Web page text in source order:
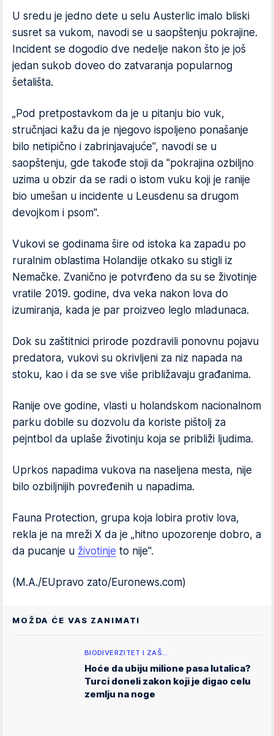
U sredu je jedno dete u selu Austerlic imalo bliski
susret sa vukom, navodi se u saopštenju pokrajine.
Incident se dogodio dve nedelje nakon što je još
jedan sukob doveo do zatvaranja popularnog
šetališta.
„Pod pretpostavkom da je u pitanju bio vuk,
stručnjaci kažu da je njegovo ispoljeno ponašanje
bilo netipično i zabrinjavajuće", navodi se u
saopštenju, gde takođe stoji da "pokrajina ozbiljno
uzima u obzir da se radi o istom vuku koji je ranije
bio umešan u incidente u Leusdenu sa drugom
devojkom i psom".
Vukovi se godinama šire od istoka ka zapadu po
ruralnim oblastima Holandije otkako su stigli iz
Nemačke. Zvanično je potvrđeno da su se životinje
vratile 2019. godine, dva veka nakon lova do
izumiranja, kada je par proizveo leglo mladunaca.
Dok su zaštitnici prirode pozdravili ponovnu pojavu
predatora, vukovi su okrivljeni za niz napada na
stoku, kao i da se sve više približavaju građanima.
Ranije ove godine, vlasti u holandskom nacionalnom
parku dobile su dozvolu da koriste pištolj za
pejntbol da uplaše životinju koja se približi ljudima.
Uprkos napadima vukova na naseljena mesta, nije
bilo ozbiljnijih povređenih u napadima.
Fauna Protection, grupa koja lobira protiv lova,
rekla je na mreži X da je „hitno upozorenje dobro, a
da pucanje u životinje to nije".
(M.A./EUpravo zato/Euronews.com)
MOŽDA ĆE VAS ZANIMATI
BIODIVERZITET I ZAŠ…
Hoće da ubiju milione pasa lutalica?
Turci doneli zakon koji je digao celu
zemlju na noge